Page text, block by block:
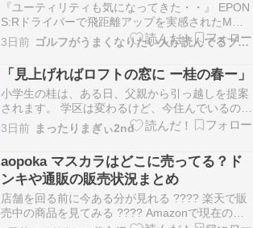
『ユーティリティも気になってきた・・』 EPON
S:Rドライバーで飛距離アップを実感されたM様
ラウンド後には 『今までとは明らかに初速が違う
し 振りに行かなくても飛ぶ そしてありがたいの
がヒールヒットのミスに強い』 そんな嬉しいご報
告もいただき【Any-C System】の…
3日前 ゴルフがうまくなりたい人が読んでるブログ
「見上げればロフトの窓に ー桂の春ー」
小学生の桂は、ある日、父親から引っ越しを提案
されます。 学区は変わるけど、今住んでいるのと
さほど離れていない町です。 唯一の友人功とも、
会おうと思えばいつでも会える距離だと言うこと
もあって、桂はあっさり承諾しました。 新しい
家にはロフトがありました。 ある日、功に新しい
家を…
3日前 まったりまぎぃ2nd
aopoka マスカラはどこに売ってる？ド
ンキや通販の販売状況まとめ
店舗を回る前に今ある分が見れる ???? 楽天で販
売中の商品を見てみる ???? Amazonで現在の取